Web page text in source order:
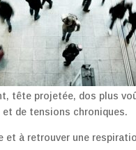
tête projetée, dos plus
et de tensions chroniques.
et à retrouver une